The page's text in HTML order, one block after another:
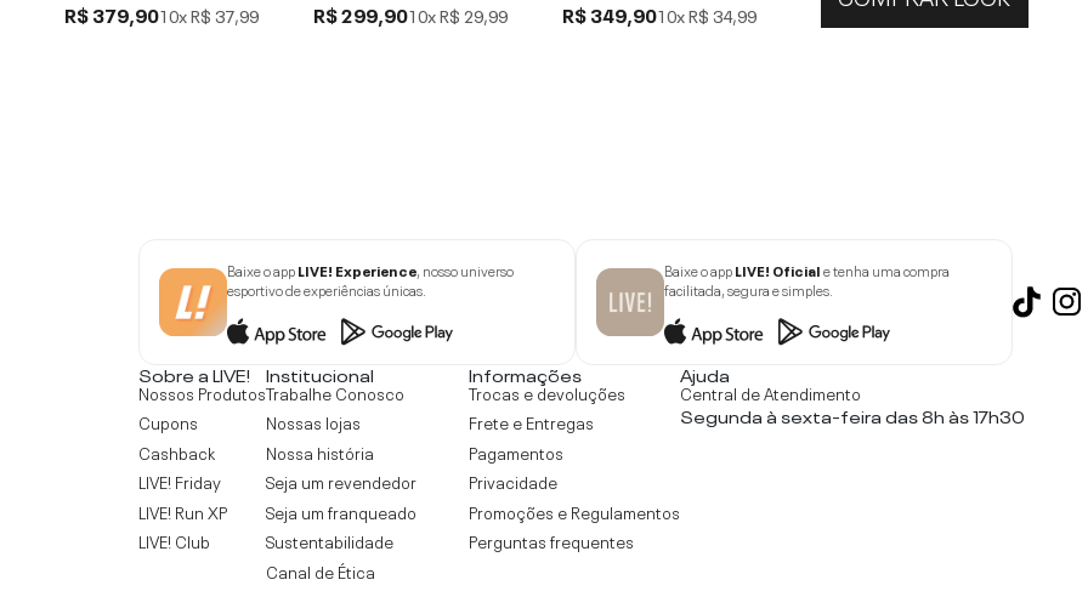
R$ 379,9010xR$ 37,99 R$ 299,9010xR$ 29,99 R$ 349,9010xR$ 34,99
Baixe o appLIVE! Experience, nosso universo
esportivo de experiências únicas.
Baixe o appLIVE! Oficiale tenha uma compra
facilitada, segura e simples.
Sobre a LIVE!
Nossos Produtos
Cupons
Cashback
LIVE! Friday
LIVE! Run XP
LIVE! Club
Institucional
Trabalhe Conosco
Nossas lojas
Nossa história
Seja um revendedor
Seja um franqueado
Sustentabilidade
Canal de Ética
Informações
Trocas e devoluções
Frete e Entregas
Pagamentos
Privacidade
Promoções e Regulamentos
Perguntas frequentes
Ajuda
Central de Atendimento
Segunda à sexta-feira das 8h às 17h30